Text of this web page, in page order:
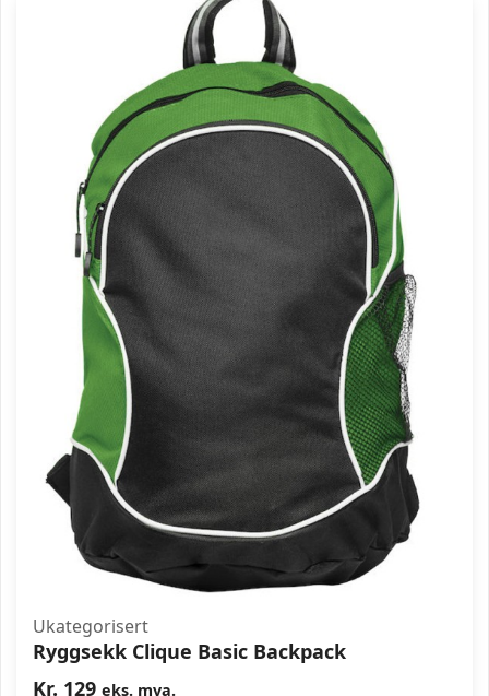
Ukategorisert
Ryggsekk Clique Basic Backpack
Kr. 129 eks. mva.